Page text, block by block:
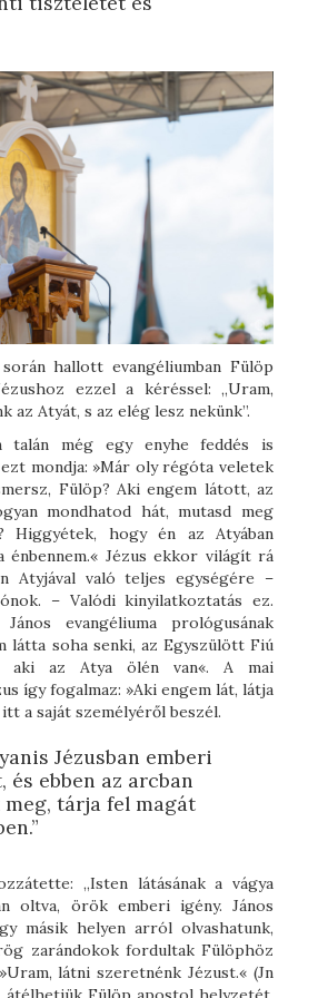
hallott evangéliumban Fülöp
ezzel a kéréssel: „Uram,
az Atyát, s az elég lesz nekünk”.
talán még egy enyhe feddés is
mondja: »Már oly régóta veletek
Fülöp? Aki engem látott, az
mondhatod hát, mutasd meg
Higgyétek, hogy én az Atyában
énbennem.« Jézus ekkor világít rá
Atyjával való teljes egységére –
– Valódi kinyilatkoztatás ez.
evangéliuma prológusának
látta soha senki, az Egyszülött Fiú
aki az Atya ölén van«. A mai
így fogalmaz: »Aki engem lát, látja
a saját személyéről beszél.
Jézusban emberi
ebben az arcban
tárja fel magát
„Isten látásának a vágya
oltva, örök emberi igény. János
másik helyen arról olvashatunk,
zarándokok fordultak Fülöphöz
látni szeretnénk Jézust.« (Jn